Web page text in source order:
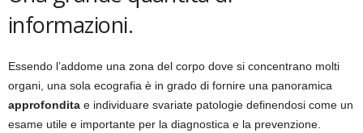
informazioni.
Essendo l’addome una zona del corpo dove si concentrano molti
organi, una sola ecografia è in grado di fornire una panoramica
approfondita e individuare svariate patologie definendosi come un
esame utile e importante per la diagnostica e la prevenzione.